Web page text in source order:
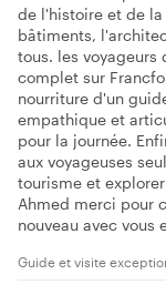
de l'histoire et de
bâtiments,
tous. les voyageurs
complet sur
nourriture d'un
empathique et
pour la journée.
aux voyageuses
tourisme et
Ahmed merci pour
nouveau avec vous
Guide et visite